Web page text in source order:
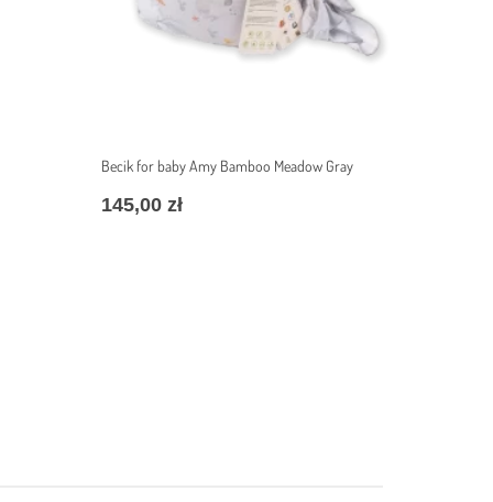
Becik for baby Amy Bamboo Meadow Gray
145,00 zł